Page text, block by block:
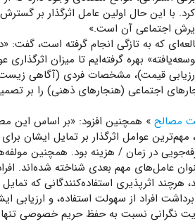
با این حال اولین عامل اثرگذار بر
اجتماعی آن است.»
که به تازگی انجام گرفته است، گفت:
بهره گرفته‌ایم تا میزان
قیمت)، مشخصات فردی (آگاهی
اجتماعی (هنجارهای ذهنی) را بر تصمیم
مصالح » همچنین افزود: «بر اساس این
عوامل اثرگذار بر تمایل ایشان
در زمان / هزینه بود. همچنین
عامل‌های مهم بعدی شناخته شده‌اند.
اثرپذیری استفاده‌کنندگانی که
افراد از سهولت استفاده، و ارزیابی
نگرانی نسبت به حفظ حریم خصوصی تنها